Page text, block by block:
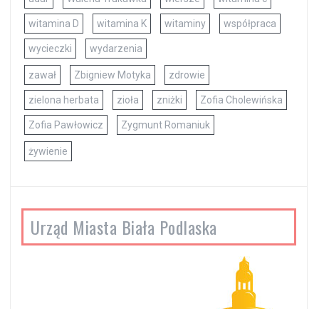
witamina D witamina K witaminy współpraca
wycieczki wydarzenia
zawał Zbigniew Motyka zdrowie
zielona herbata zioła zniżki Zofia Cholewińska
Zofia Pawłowicz Zygmunt Romaniuk
żywienie
Urząd Miasta Biała Podlaska